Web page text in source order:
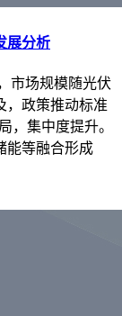
展分析
市场规模随光伏
，政策推动标准
，集中度提升。
能等融合形成